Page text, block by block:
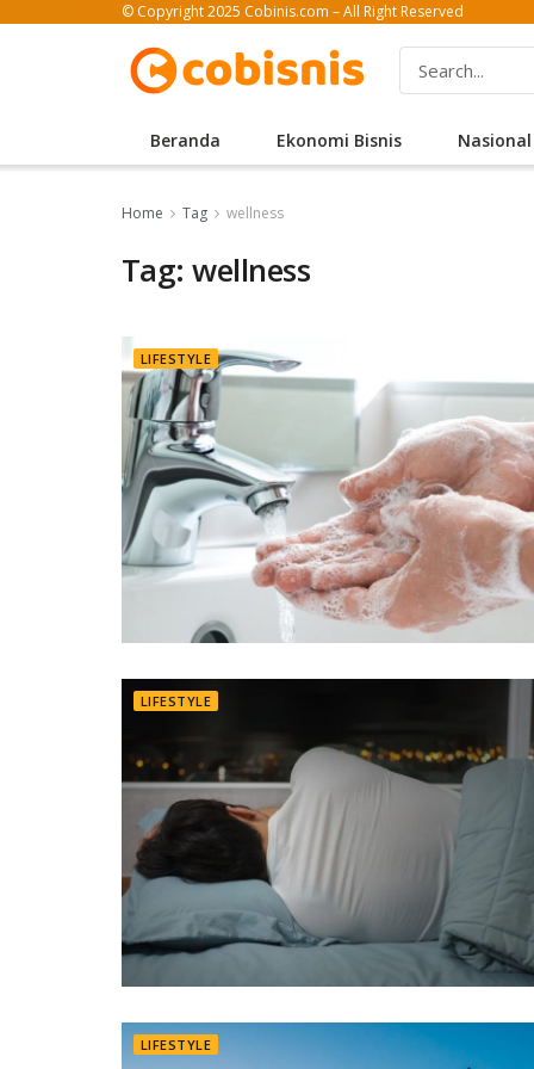
© Copyright 2025 Cobinis.com – All Right Reserved
Beranda Ekonomi Bisnis Nasional
Home Tag wellness
Tag: wellness
LIFESTYLE
LIFESTYLE
LIFESTYLE